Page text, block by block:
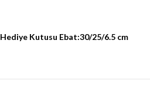
Hediye Kutusu Ebat:30/25/6.5 cm